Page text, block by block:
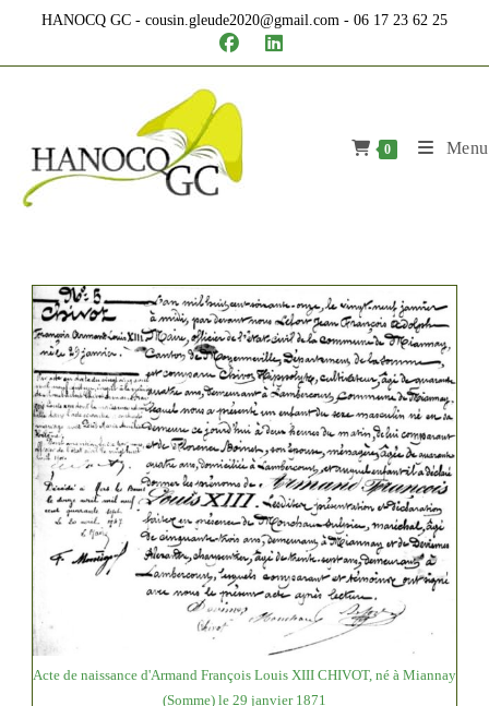
content
HANOCQ GC - cousin.gleude2020@gmail.com - 06 17 23 62 25
0 Menu
Acte de naissance d'Armand François Louis XIII CHIVOT, né à Miannay
(Somme) le 29 janvier 1871